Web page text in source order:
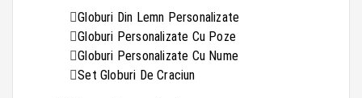
Globuri Din Lemn Personalizate
Globuri Personalizate Cu Poze
Globuri Personalizate Cu Nume
Set Globuri De Craciun